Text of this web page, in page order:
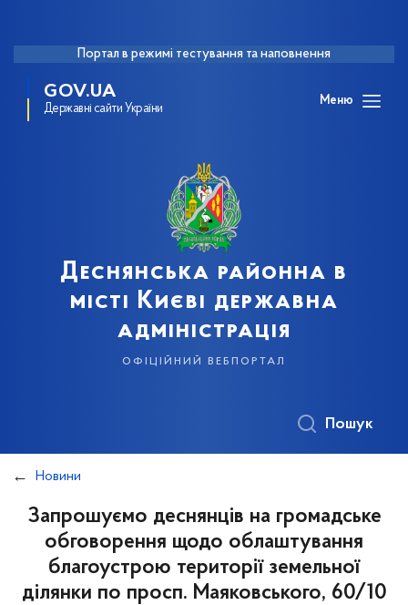
Портал в режимі тестування та наповнення
GOV.UA
Державні сайти України
Меню
Деснянська районна в
місті Києві державна
адміністрація
офіційний вебпортал
Пошук
Новини
Запрошуємо деснянців на громадське
обговорення щодо облаштування
благоустрою території земельної
ділянки по просп. Маяковського, 60/10